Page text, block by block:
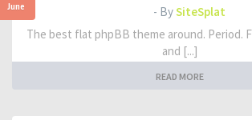
June - BySiteSplat
The best flat phpBB theme around. Period.
and [...]
READ MORE